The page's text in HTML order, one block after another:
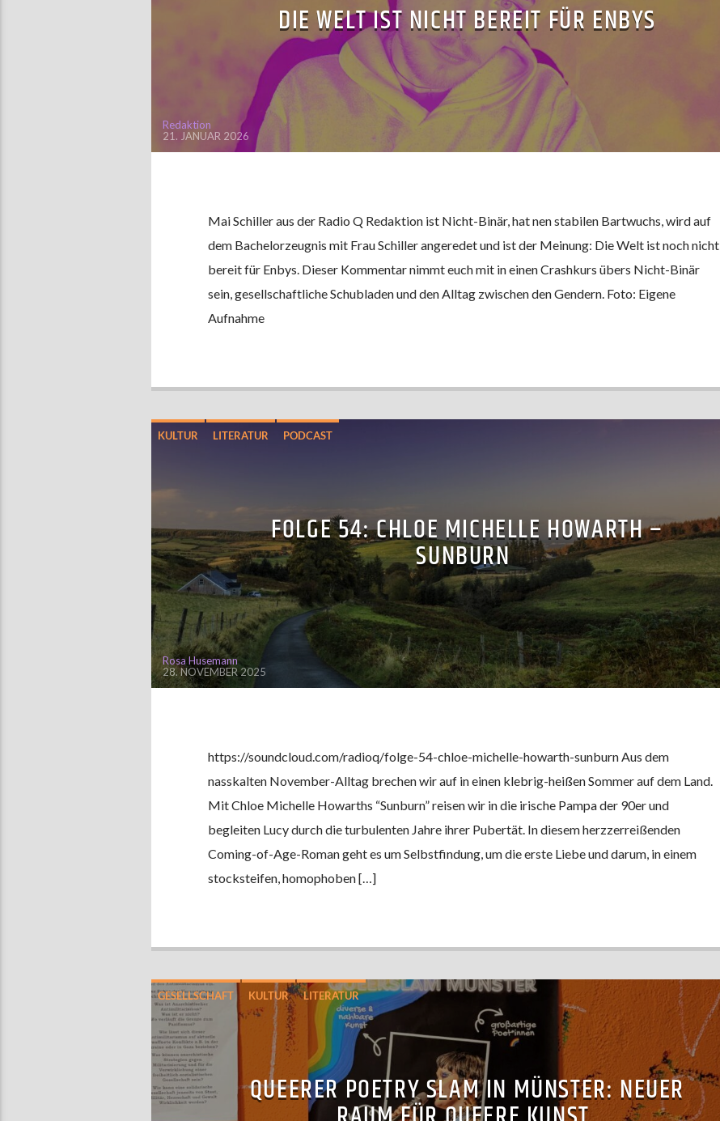
DIE WELT IST NICHT BEREIT FÜR ENBYS
Redaktion
21. JANUAR 2026
Mai Schiller aus der Radio Q Redaktion ist Nicht-Binär, hat nen stabilen Bartwuchs, wird auf
dem Bachelorzeugnis mit Frau Schiller angeredet und ist der Meinung: Die Welt ist noch nicht
bereit für Enbys. Dieser Kommentar nimmt euch mit in einen Crashkurs übers Nicht-Binär
sein, gesellschaftliche Schubladen und den Alltag zwischen den Gendern. Foto: Eigene
Aufnahme
KULTUR LITERATUR PODCAST
FOLGE 54: CHLOE MICHELLE HOWARTH –
SUNBURN
Rosa Husemann
28. NOVEMBER 2025
https://soundcloud.com/radioq/folge-54-chloe-michelle-howarth-sunburn Aus dem
nasskalten November-Alltag brechen wir auf in einen klebrig-heißen Sommer auf dem Land.
Mit Chloe Michelle Howarths “Sunburn” reisen wir in die irische Pampa der 90er und
begleiten Lucy durch die turbulenten Jahre ihrer Pubertät. In diesem herzzerreißenden
Coming-of-Age-Roman geht es um Selbstfindung, um die erste Liebe und darum, in einem
stocksteifen, homophoben […]
GESELLSCHAFT KULTUR LITERATUR
QUEERER POETRY SLAM IN MÜNSTER: NEUER